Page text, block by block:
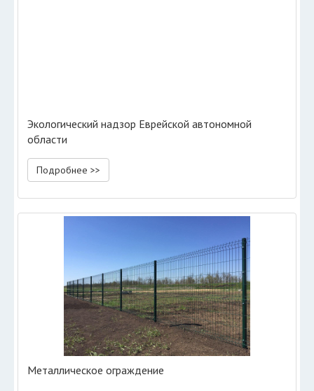
Экологический надзор Еврейской автономной
области
Подробнее >>
Металлическое ограждение